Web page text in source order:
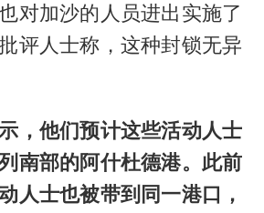
对加沙的人员进出实施了
评人士称，这种封锁无异
，他们预计这些活动人士
南部的阿什杜德港。此前
人士也被带到同一港口，